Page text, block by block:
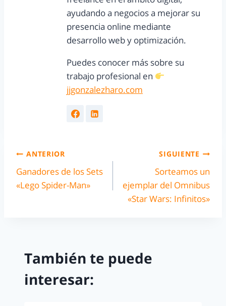
ayudando a negocios a mejorar su
presencia online mediante
desarrollo web y optimización.
Puedes conocer más sobre su
trabajo profesional en
jjgonzalezharo.com
ANTERIOR
Ganadores de los Sets
«Lego Spider-Man»
SIGUIENTE
Sorteamos un
ejemplar del Omnibus
«Star Wars: Infinitos»
También te puede
interesar: